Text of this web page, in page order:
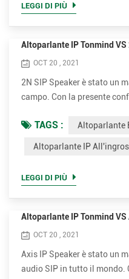
LEGGI DI PIÙ
Altoparlante IP Tonmind VS
OCT 20 , 2021
2N SIP Speaker è stato un
campo. Con la presente
altoparlanti basati su IP
codec per una migliore
W. • Molto più conv...
TAGS : Altoparlante
Altoparlante IP
LEGGI DI PIÙ
Altoparlante IP Tonmind VS
OCT 20 , 2021
Axis IP Speaker è stato un
audio SIP in tutto il mondo.